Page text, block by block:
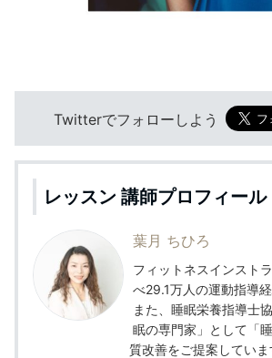
Twitterでフォローしよう
レッスン 講師プロフィール
葉月 ちひろ
フィットネスインスト
べ29.1万人の運動指導経
また、睡眠栄養指導士
眠の専門家」として「
質改善をご提案していま